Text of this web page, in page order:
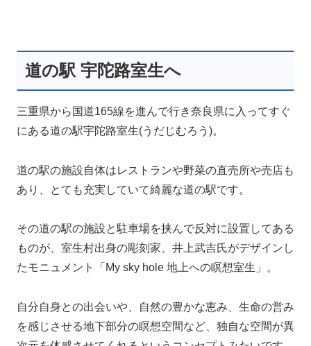
道の駅 宇陀路室生へ
三重県から国道165線を進んで行き奈良県に入ってすぐ
にある道の駅宇陀路室生(うだじむろう)。
道の駅の施設自体はレストランや野菜の直売所や売店も
あり、とても充実していて綺麗な道の駅です。
その道の駅の施設と駐車場を挟んで反対に設置してある
ものが、室生村出身の彫刻家、井上武吉氏がデザインし
たモニュメント「My sky hole 地上への瞑想室生」。
自分自身との出会いや、自然の豊かな恵み、生命の営み
を感じさせる地下部分の瞑想空間など、独自な空間が異